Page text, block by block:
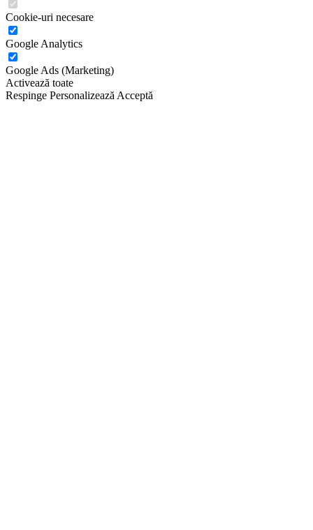
Cookie-uri necesare
Google Analytics
Google Ads (Marketing)
Activează toate
Respinge Personalizează Acceptă